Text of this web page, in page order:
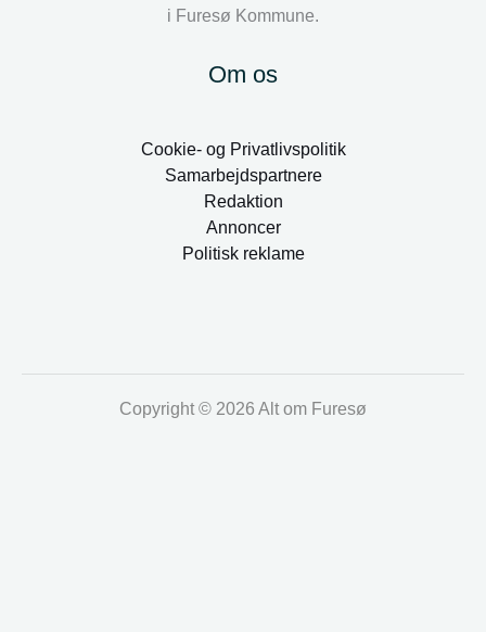
i Furesø Kommune.
Om os
Cookie- og Privatlivspolitik
Samarbejdspartnere
Redaktion
Annoncer
Politisk reklame
Copyright © 2026 Alt om Furesø